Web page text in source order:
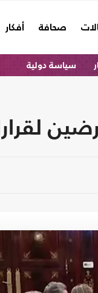
صحافة أفكار
سياسة دولية